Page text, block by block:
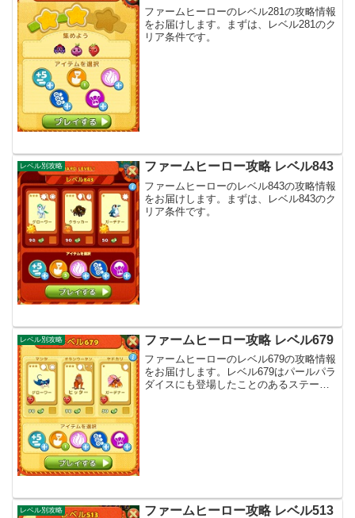
ファームヒーローのレベル281の攻略情報
をお届けします。まずは、レベル281のク
リア条件です。
レベル別攻略 ファームヒーロー攻略 レベル843
ファームヒーローのレベル843の攻略情報
をお届けします。まずは、レベル843のク
リア条件です。
レベル別攻略 ファームヒーロー攻略 レベル679
ファームヒーローのレベル679の攻略情報
をお届けします。レベル679はパールパラ
ダイスにも登場したことのあるステージ
レベル別攻略 ファームヒーロー攻略 レベル513